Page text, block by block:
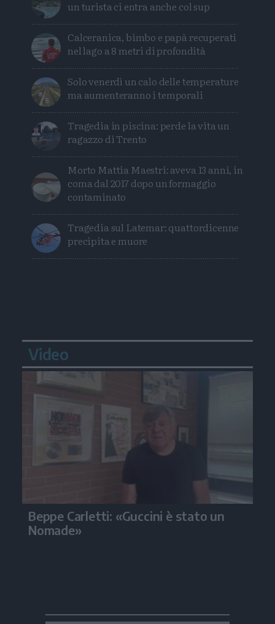
un turista ci entra anche col sup
Calceranica, bimbo e papà recuperati
nel lago a 8 metri di profondità
Solo venerdì un calo delle temperature
ma aumenteranno i temporali
Tragedia in piscina: perde la vita un
ragazzo di Trento
Morto Mattia Maestri: aveva 13 anni, in
coma dal 2017 dopo un formaggio
contaminato
Tragedia sul Latemar: quattordicenne
precipita e muore
Video
Beppe Carletti: «Guccini è stato un
Nomade»